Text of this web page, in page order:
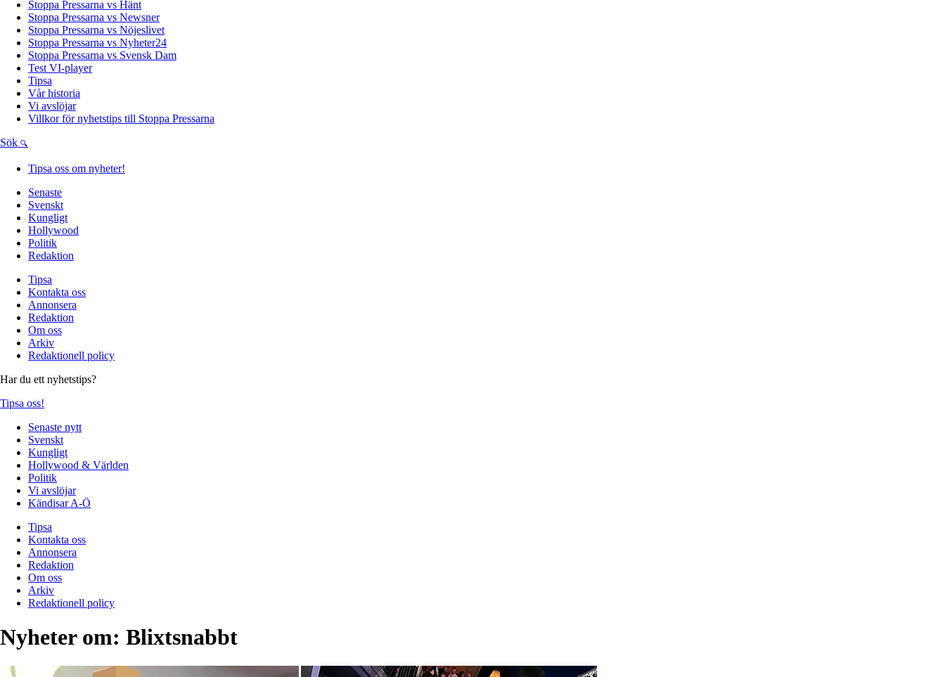
Stoppa Pressarna vs Hänt
Stoppa Pressarna vs Newsner
Stoppa Pressarna vs Nöjeslivet
Stoppa Pressarna vs Nyheter24
Stoppa Pressarna vs Svensk Dam
Test VI-player
Tipsa
Vår historia
Vi avslöjar
Villkor för nyhetstips till Stoppa Pressarna
Sök
Tipsa oss om nyheter!
Senaste
Svenskt
Kungligt
Hollywood
Politik
Redaktion
Tipsa
Kontakta oss
Annonsera
Redaktion
Om oss
Arkiv
Redaktionell policy
Har du ett nyhetstips?
Tipsa oss!
Senaste nytt
Svenskt
Kungligt
Hollywood & Världen
Politik
Vi avslöjar
Kändisar A-Ö
Tipsa
Kontakta oss
Annonsera
Redaktion
Om oss
Arkiv
Redaktionell policy
Nyheter om: Blixtsnabbt